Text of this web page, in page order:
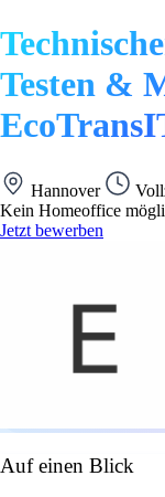
Testen &
Hannover
Kein Homeoffice
Jetzt bewerben
Auf einen Blick